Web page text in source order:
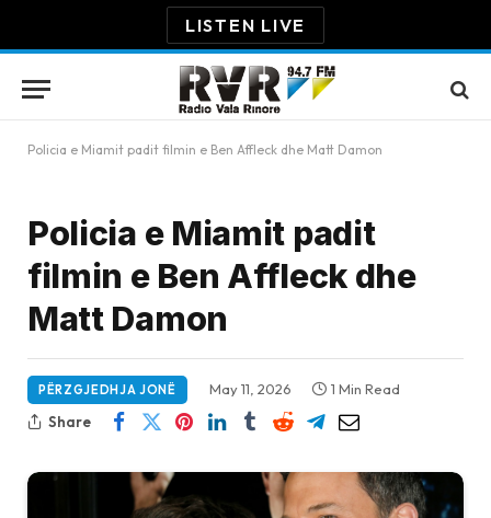
LISTEN LIVE
Policia e Miamit padit filmin e Ben Affleck dhe Matt Damon
Policia e Miamit padit
filmin e Ben Affleck dhe
Matt Damon
PËRZGJEDHJA JONË May 11, 2026
1 Min Read
Share